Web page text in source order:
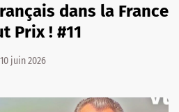
dans la France
Prix ! #11
10 juin 2026